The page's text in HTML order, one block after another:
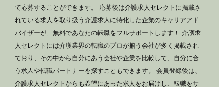
て応募することができます。 応募後は介護求人セレクトに掲載さ
れている求人を取り扱う介護求人に特化した企業のキャリアアド
バイザーが、無料であなたの転職をフルサポートします！ 介護求
人セレクトには介護業界の転職のプロが揃う会社が多く掲載され
ており、その中から自分にあう会社や企業を比較して、自分に合
う求人や転職パートナーを探すこともできます。 会員登録後は、
介護求人セレクトからも希望にあった求人をお届けし、転職をサ